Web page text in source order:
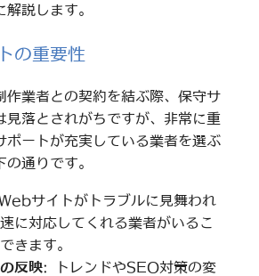
解説します。
の重要性
作業者との契約を結ぶ際、保守サ
見落とされがちですが、非常に重
ポートが充実している業者を選ぶ
の通りです。
サイトがトラブルに見舞われ
に対応してくれる業者がいるこ
きます。
反映: トレンドやSEO対策の変